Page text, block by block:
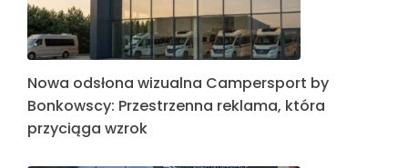
Nowa odsłona wizualna Campersport by
Bonkowscy: Przestrzenna reklama, która
przyciąga wzrok